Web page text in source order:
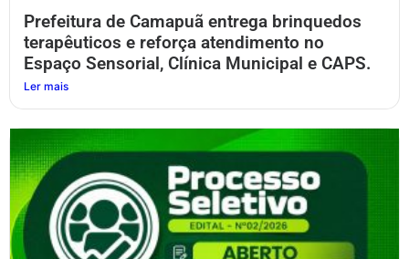
Prefeitura de Camapuã entrega brinquedos
terapêuticos e reforça atendimento no
Espaço Sensorial, Clínica Municipal e CAPS.
Ler mais